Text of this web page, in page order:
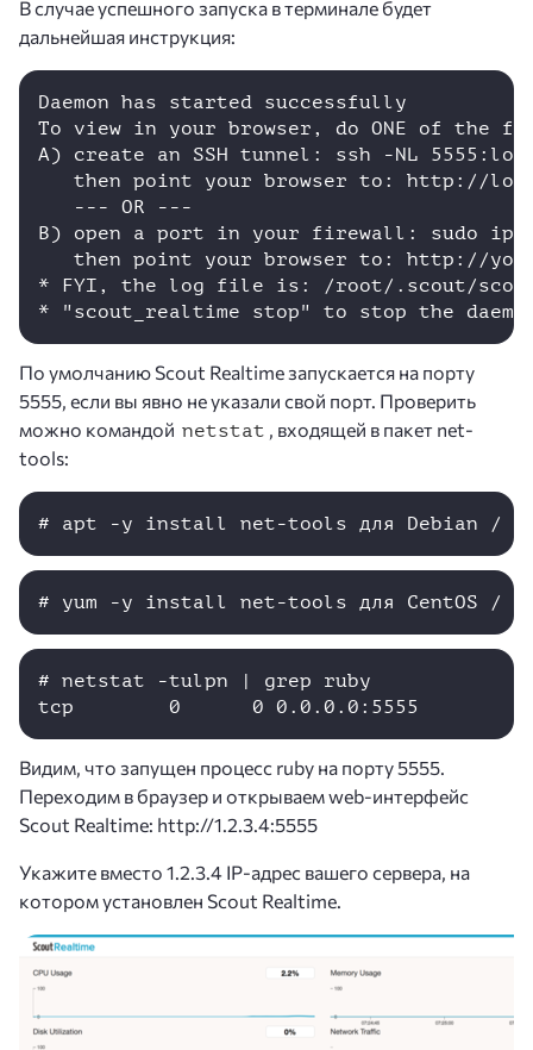
В случае успешного запуска в терминале будет
дальнейшая инструкция:
Daemon has started successfully
To view in your browser, do ONE of the
A) create an SSH tunnel: ssh -NL
then point your browser to: http://
   --- OR ---
B) open a port in your firewall: sudo
then point your browser to: http://
* FYI, the log file is: /root/.scout/
* "scout_realtime stop" to stop the
По умолчанию Scout Realtime запускается на порту
5555, если вы явно не указали свой порт. Проверить
можно командой netstat , входящей в пакет net-
tools:
# yum -y install net-tools для CentOS /
# netstat -tulpn | grep ruby
tcp        0      0 0.0.0.0:5555
Видим, что запущен процесс ruby на порту 5555.
Переходим в браузер и открываем web-интерфейс
Scout Realtime: http://1.2.3.4:5555
Укажите вместо 1.2.3.4 IP-адрес вашего сервера, на
котором установлен Scout Realtime.